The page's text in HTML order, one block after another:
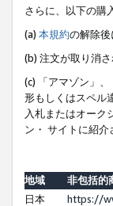
さらに、以下の購
(a) 本規約の解除後
(b) 注文が取り消
(c) 「アマゾン」
形もしくはスペル
入札またはオーク
ン・ サイトに紹介
地域
非包括的
日本
https://